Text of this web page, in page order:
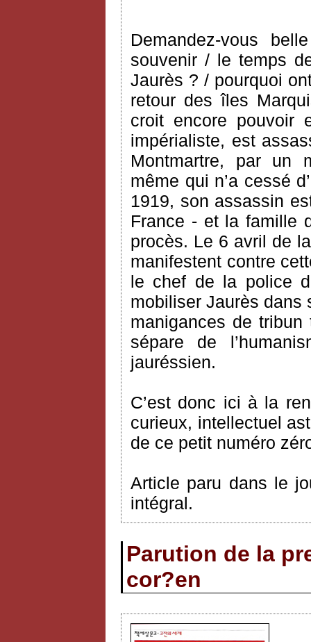
Demandez-vous
souvenir / le temps
Jaurès ? / pourquoi
retour des îles
croit encore pouvoir
impérialiste, est
Montmartre, par un
même qui n’a cessé
1919, son assassin
France - et la famille
procès. Le 6 avril de
manifestent contre
le chef de la police
mobiliser Jaurès dans
manigances de
sépare de
jauréssien.
C’est donc ici à la
curieux, intellectuel
de ce petit numéro
Article paru dans le
intégral.
Parution de la
cor?en